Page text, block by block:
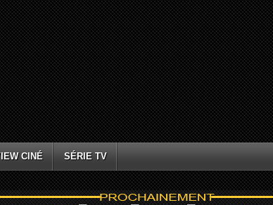
CINÉ SÉRIE TV